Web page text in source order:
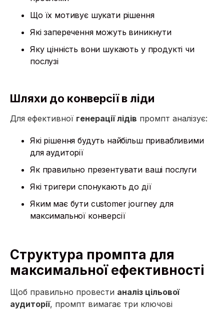
Що їх мотивує шукати рішення
Які заперечення можуть виникнути
Яку цінність вони шукають у продукті чи
послузі
Шляхи до конверсії в ліди
Для ефективної генерації лідів промпт аналізує:
Які рішення будуть найбільш привабливими
для аудиторії
Як правильно презентувати ваші послуги
Які тригери спонукають до дії
Яким має бути customer journey для
максимальної конверсії
Структура промпта для
максимальної ефективності
Щоб правильно провести аналіз цільової
аудиторії, промпт вимагає три ключові